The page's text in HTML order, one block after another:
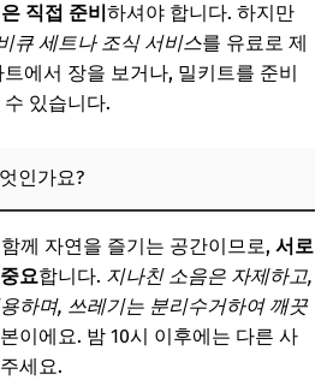
직접 준비 하셔야 합니다. 하지만
큐 세트나 조식 서비스를 유료로 제
에서 장을 보거나, 밀키트를 준비
있습니다.
인가요?
께 자연을 즐기는 공간이므로, 서로
요합니다. 지나친 소음은 자제하고,
하며, 쓰레기는 분리수거하여 깨끗
이에요. 밤 10시 이후에는 다른 사
세요.